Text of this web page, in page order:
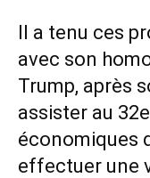
Il a tenu ces
avec son
Trump, après
assister au
économiques
effectuer une